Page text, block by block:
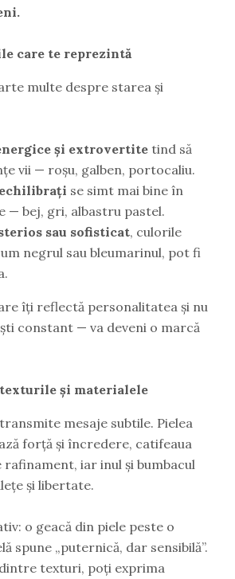
care te reprezintă
multe despre starea și
și extrovertite tind să
vii — roșu, galben, portocaliu.
se simt mai bine în
— bej, gri, albastru pastel.
sau sofisticat, culorile
negrul sau bleumarinul, pot fi
îți reflectă personalitatea și nu
constant — va deveni o marcă
texturile și materialele
mesaje subtile. Pielea
forță și încredere, catifeaua
iar inul și bumbacul
și libertate.
o geacă din piele peste o
spune „puternică, dar sensibilă”.
texturi, poți exprima